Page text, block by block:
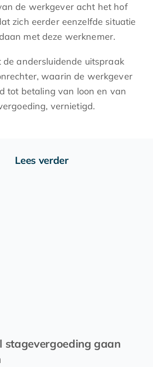
de werkgever acht het hof
zich eerder eenzelfde situatie
met deze werknemer.
de andersluidende uitspraak
waarin de werkgever
tot betaling van loon en van
vernietigd.
Lees verder
stagevergoeding gaan